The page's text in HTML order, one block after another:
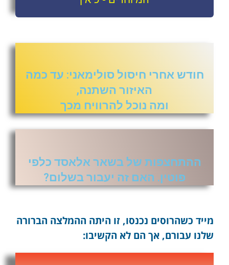
חודש אחרי חיסול סולימאני: עד כמה
האיזור השתנה,
ומה נוכל להרוויח מכך
ההתחצפות של בשאר אלאסד כלפי
פוטין. האם זה יעבור בשלום?
מייד כשהרוסים נכנסו, זו היתה ההמלצה הברורה
שלנו עבורם, אך הם לא הקשיבו: